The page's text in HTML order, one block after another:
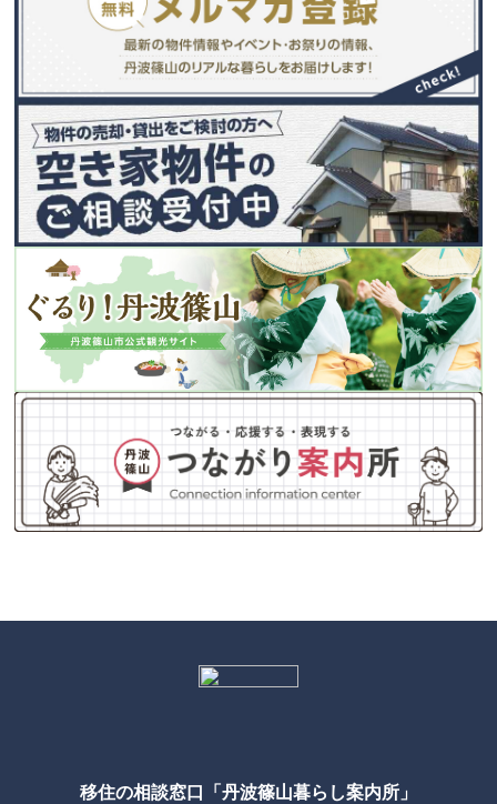
移住の相談窓口「丹波篠山暮らし案内所」